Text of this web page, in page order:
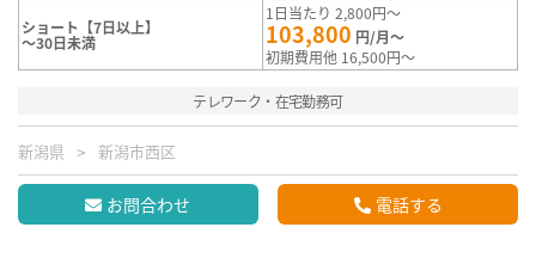
ショート【7日以上】
～30日未満
1日当たり 2,800円～
103,800 円/月～
初期費用他 16,500円～
テレワーク・在宅勤務可
新潟県 新潟市西区
お問合わせ 電話する